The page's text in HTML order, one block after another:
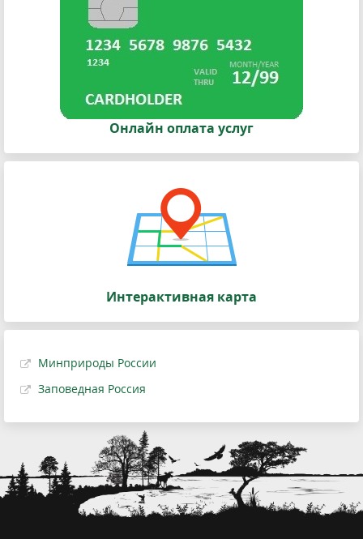
Онлайн оплата услуг
Интерактивная карта
Минприроды России
Заповедная Россия